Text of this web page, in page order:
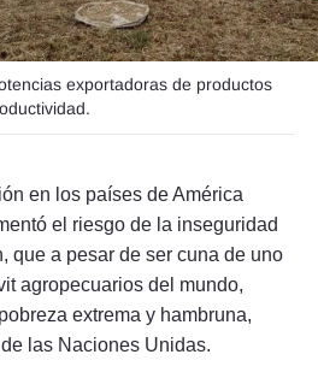
exportadoras de productos
en los países de América
el riesgo de la inseguridad
que a pesar de ser cuna de uno
agropecuarios del mundo,
extrema y hambruna,
las Naciones Unidas.